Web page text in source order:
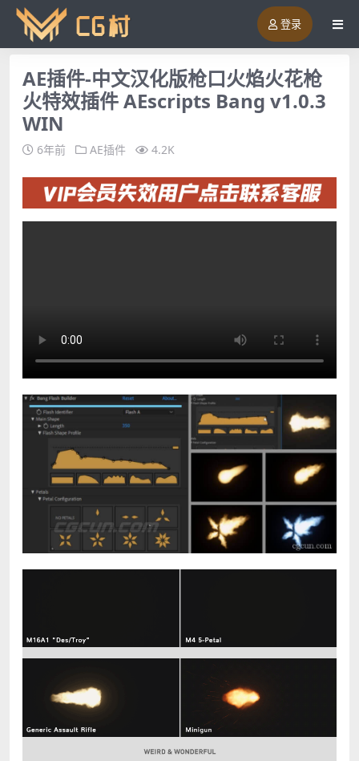
登录
AE插件-中文汉化版枪口火焰火花枪
火特效插件 AEscripts Bang v1.0.3
WIN
6年前 AE插件 4.2K